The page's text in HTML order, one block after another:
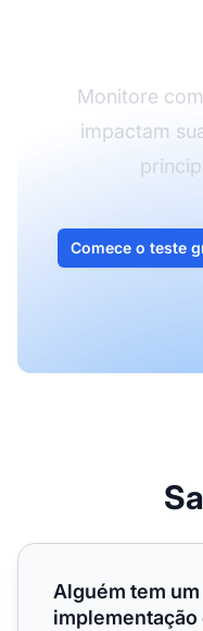
Monitore
impactam
Comece o teste
Alguém tem um plano
Alguém tem
implementação